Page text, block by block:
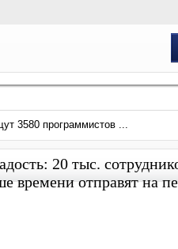
3580 программистов ...
20 тыс.
времени отправят на